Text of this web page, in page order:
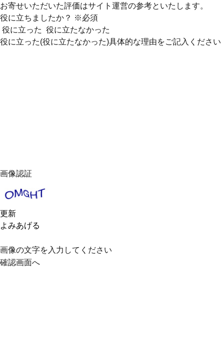
お寄せいただいた評価はサイト運営の参考といたします。
役に立ちましたか？ ※必須
役に立った 役に立たなかった
役に立った(役に立たなかった)具体的な理由をご記入ください
画像認証
更新
よみあげる
画像の文字を入力してください